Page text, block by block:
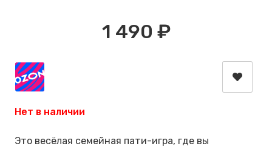
1 490 ₽
Нет в наличии
Это весёлая семейная пати-игра, где вы